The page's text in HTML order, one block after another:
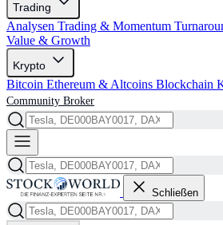
Trading
Analysen Trading & Momentum
Value & Growth
Krypto
Bitcoin Ethereum & Altcoins Blockchain
Community Broker
Schließen